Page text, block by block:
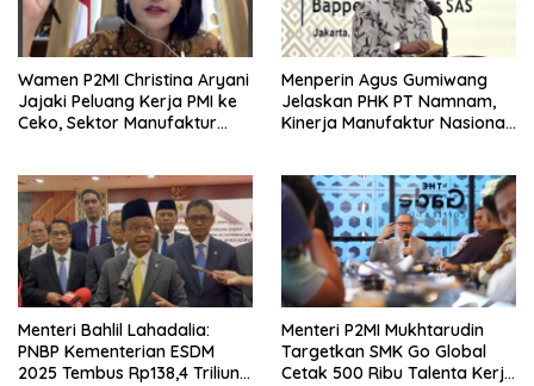
Wamen P2MI Christina Aryani
Jajaki Peluang Kerja PMI ke
Ceko, Sektor Manufaktur
Menperin Agus Gumiwang
Jelaskan PHK PT Namnam,
Kinerja Manufaktur Nasional
Menteri Bahlil Lahadalia:
PNBP Kementerian ESDM
2025 Tembus Rp138,4 Triliun,
Menteri P2MI Mukhtarudin
Targetkan SMK Go Global
Cetak 500 Ribu Talenta Kerja